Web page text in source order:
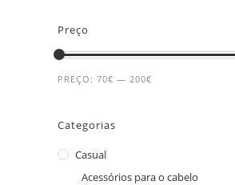
Preço
PREÇO: 70€ — 200€
Categorias
Casual
Acessórios para o cabelo